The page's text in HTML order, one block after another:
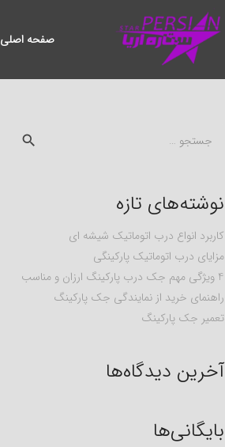
صفحه اصلی
برای:
نوشته‌های تازه
کاربرد انواع درب اتوماتیک شیشه ای
مزایای درب اتوماتیک پارکینگی
4 ویژگی مهم جک درب پارکینگ ارزان و مناسب
راهنمای خرید از نمایندگی جک پارکینگ
تعمیر جک پارکینگ
آخرین دیدگاه‌ها
بایگانی‌ها